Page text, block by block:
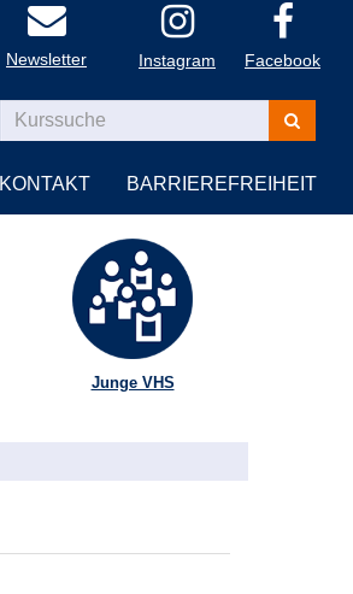
Newsletter Instagram Facebook
Kurse
suchen
KONTAKT BARRIEREFREIHEIT
Junge VHS